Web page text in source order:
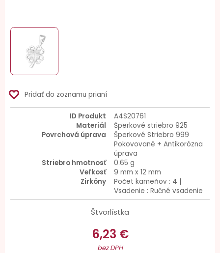
favorite_border Pridať do zoznamu prianí
ID Produkt
A4S20761
Materiál
Šperkové striebro 925
Povrchová úprava
Šperkové Striebro 999
Pokovované + Antikorózna
úprava
Striebro hmotnosť
0.65 g
Veľkosť
9 mm x 12 mm
Zirkóny
Počet kameňov : 4 |
Vsadenie : Ručné vsadenie
Štvorlístka
6,23 €
bez DPH